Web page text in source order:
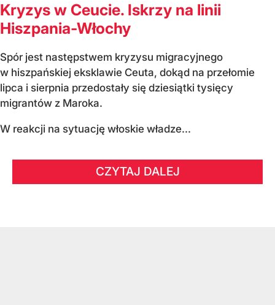
Kryzys w Ceucie. Iskrzy na linii
Hiszpania-Włochy
Spór jest następstwem kryzysu migracyjnego
w hiszpańskiej eksklawie Ceuta, dokąd na przełomie
lipca i sierpnia przedostały się dziesiątki tysięcy
migrantów z Maroka.
W reakcji na sytuację włoskie władze...
CZYTAJ DALEJ